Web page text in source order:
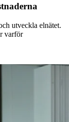
utveckla elnätet.
varför